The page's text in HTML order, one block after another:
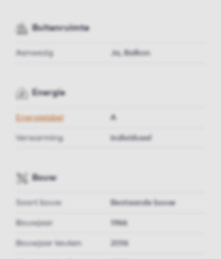
Buitenruimte
Aanwezig Ja, Balkon
Energie
Energielabel A
Verwarming individueel
Bouw
Soort bouw Bestaande bouw
Bouwjaar 1966
Bouwjaar keuken 2016